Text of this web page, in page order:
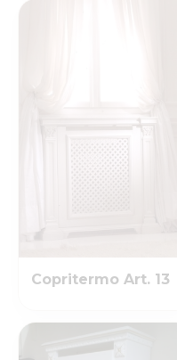
Copritermo Art. 13